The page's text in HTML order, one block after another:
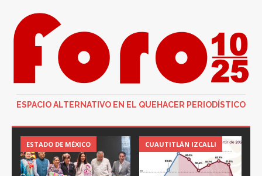
ESPACIO ALTERNATIVO EN EL QUEHACER PERIODÍSTICO
ESTADO DE MÉXICO CUAUTITLÁN IZCALLI